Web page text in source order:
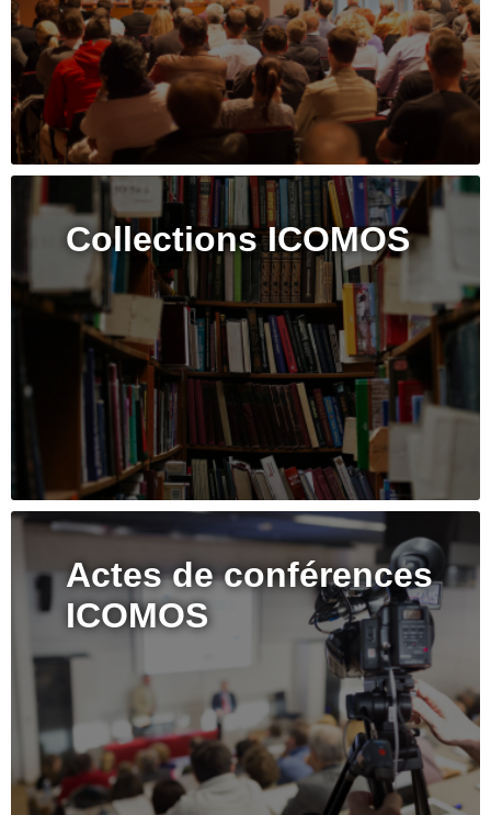
Collections ICOMOS
Actes de conférences
ICOMOS